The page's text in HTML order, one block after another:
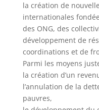
la création de
internationales
des ONG, des
développement de
coordinations et de
Parmi les moyens
la création d’un
l’annulation de la
pauvres,